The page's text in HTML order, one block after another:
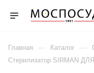
Главная — Каталог —
Стерилизатор SIRMAN